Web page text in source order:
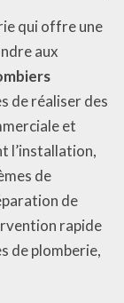
qui offre une
aux
de réaliser des
et
l’installation,
de
de
rapide
de plomberie,